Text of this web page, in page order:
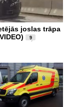
joslas trāpa
9